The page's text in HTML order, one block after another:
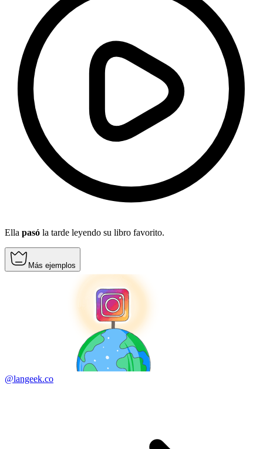
Ella pasó la tarde leyendo su libro favorito.
Más ejemplos
@langeek.co